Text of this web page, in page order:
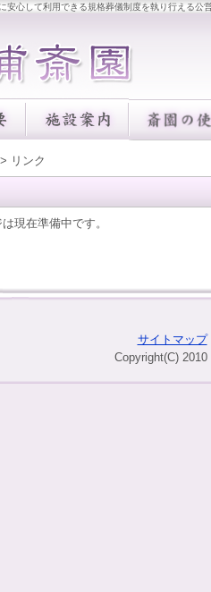
安心して利用できる規格葬儀制度を執り行える
> リンク
現在準備中です。
サイトマップ
Copyright(C)